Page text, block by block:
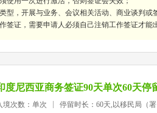
型，开展与业务、会议相关活动、商业谈判
签证，需要申请人必须自己注销工作签证才能
度尼西亚商务签证90天单次60天停
境次数：单次
停留时长：60天,以移民局（